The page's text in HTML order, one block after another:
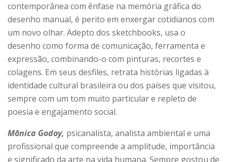
contemporânea com ênfase na memória gráfica do
desenho manual, é perito em enxergar cotidianos com
um novo olhar. Adepto dos sketchbooks, usa o
desenho como forma de comunicação, ferramenta e
expressão, combinando-o com pinturas, recortes e
colagens. Em seus desfiles, retrata histórias ligadas à
identidade cultural brasileira ou dos países que visitou,
sempre com um tom muito particular e repleto de
poesia e engajamento social.
Mônica Godoy, psicanalista, analista ambiental e uma
profissional que compreende a amplitude, importância
e significado da arte na vida humana. Sempre gostou de